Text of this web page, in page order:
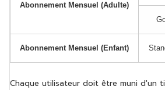
Abonnement Mensuel (Adulte)
Abonnement Mensuel (Enfant)
Chaque utilisateur doit être muni d'un